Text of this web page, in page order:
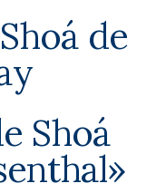
de
Shoá